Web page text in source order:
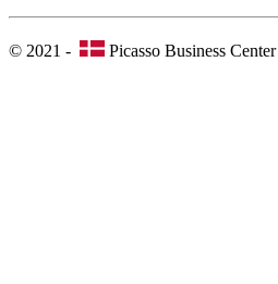
© 2021 - Picasso Business Center